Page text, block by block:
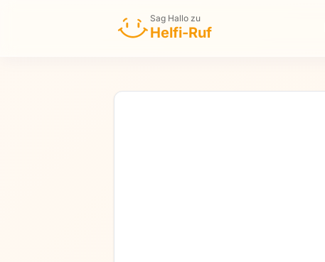
Sag Hallo zu
Helfi-Ruf